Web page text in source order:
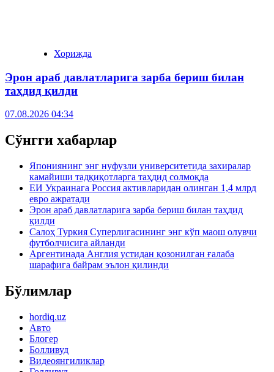
Хорижда
Эрон араб давлатларига зарба бериш билан
таҳдид қилди
07.08.2026 04:34
Сўнгги хабарлар
Япониянинг энг нуфузли университетида захиралар
камайиши тадқиқотларга таҳдид солмоқда
ЕИ Украинага Россия активларидан олинган 1,4 млрд
евро ажратади
Эрон араб давлатларига зарба бериш билан таҳдид
қилди
Салоҳ Туркия Суперлигасининг энг кўп маош олувчи
футболчисига айланди
Аргентинада Англия устидан қозонилган ғалаба
шарафига байрам эълон қилинди
Бўлимлар
hordiq.uz
Авто
Блогер
Болливуд
Видеоянгиликлар